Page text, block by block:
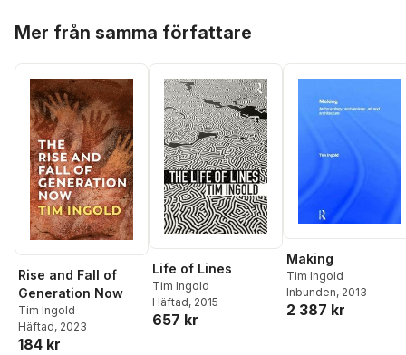
Mer från samma författare
Rise and Fall of
Generation Now
Tim Ingold
Häftad, 2023
184 kr
Life of Lines
Tim Ingold
Häftad, 2015
657 kr
Making
Tim Ingold
Inbunden, 2013
2 387 kr